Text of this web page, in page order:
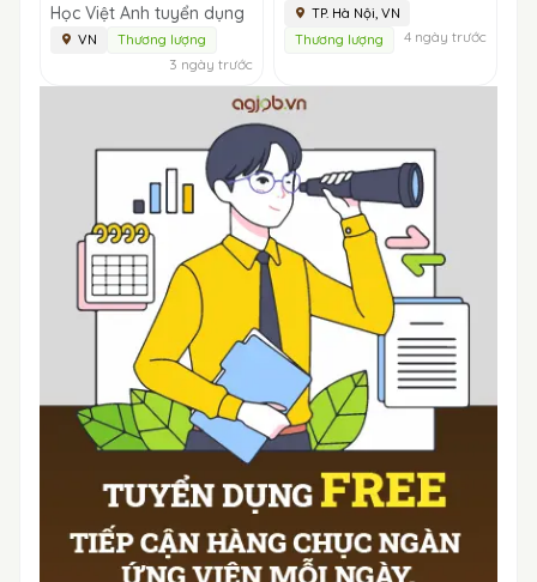
Học Việt Anh tuyển dụng
VN Thương lượng
3 ngày trước
TP. Hà Nội, VN
Thương lượng
4 ngày trước